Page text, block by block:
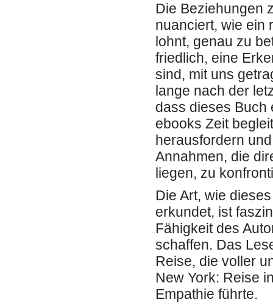
Die Beziehungen
nuanciert, wie ein
lohnt, genau zu
friedlich, eine
sind, mit uns
lange nach der
dass dieses Buch
ebooks Zeit
herausfordern
Annahmen, die
liegen, zu
Die Art, wie
erkundet, ist
Fähigkeit des
schaffen. Das
Reise, die voller
New York: Reise
Empathie führte.